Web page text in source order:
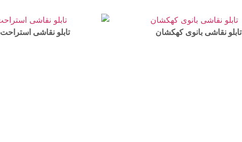
تابلو نقاشی بانوی کهکشان تابلو نقاشی استراحت